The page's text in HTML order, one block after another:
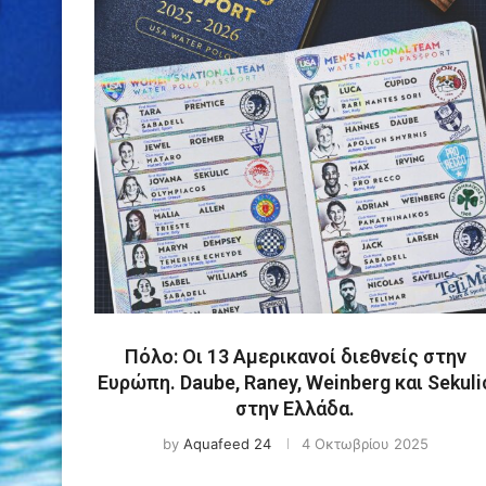
Πόλο: Οι 13 Αμερικανοί διεθνείς στην
Ευρώπη. Daube, Raney, Weinberg και
στην Ελλάδα.
by Aquafeed 24 4 Οκτωβρίου 2025